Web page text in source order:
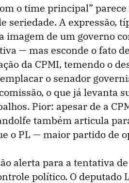
o time principal”
seriedade. A expressão,
imagem de um governo
— mas esconde o fato
da CPMI, temendo o
o senador
o que já levanta
Pior: apesar de a
também articula
o PL — maior partido de
alerta para a tentativa
político. O deputado